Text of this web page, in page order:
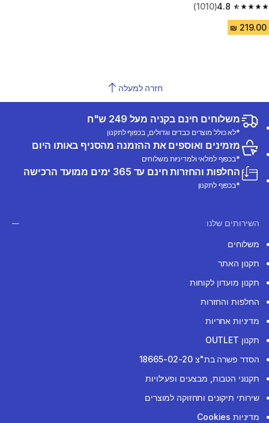
4.8
4.8 out of 5 stars from 1010 reviews
(1010)
חזרה למעלה
משלוחים חינם בקניה מעל 249 ש"ח
*לא כולל מוצרים כבדים וגדולים, בכפוף לתקנון
מזמינים ואוספים את ההזמנה מהסניף באותו היום
*בכפוף למלאי ולמדיניות משלוחים
החלפות והחזרות חינם עד 365 ימים ממועד הרכישה
*בכפוף לתקנון
השירותים שלנו
משלוחים
תקנון האתר
תקנון מועדון לקוחות
החלפות והחזרות
מדיניות אחריות
תקנון OUTLET
הסדר פשרה בת"צ 18665-02-20
תקנוני הטבות, מבצעים ופעילויות
שירותי תיקונים ותחזוקה למוצרים
מדיניות Cookies